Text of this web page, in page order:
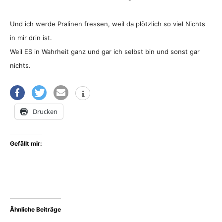
Und ich werde Pralinen fressen, weil da plötzlich so viel Nichts
in mir drin ist.
Weil ES in Wahrheit ganz und gar ich selbst bin und sonst gar
nichts.
Drucken
Gefällt mir:
Ähnliche Beiträge